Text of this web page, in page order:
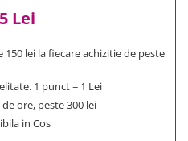
Lei
lei la fiecare achizitie de peste
1 punct = 1 Lei
de ore, peste 300 lei
in Cos